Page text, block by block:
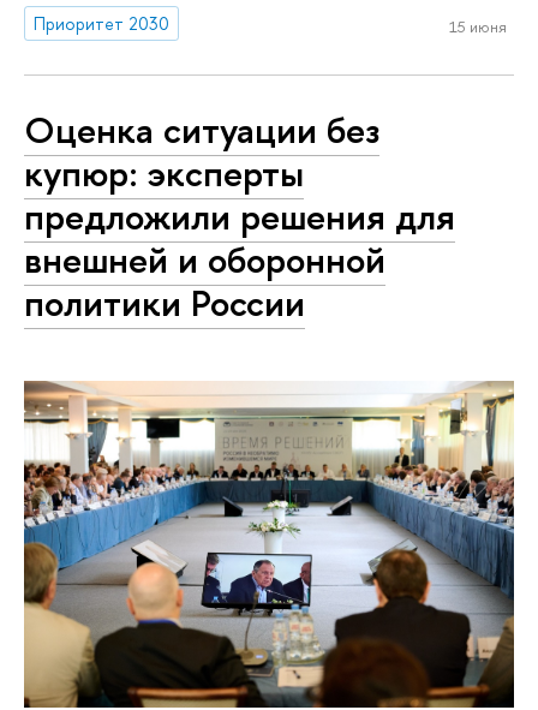
Приоритет 2030
15 июня
Оценка ситуации без
купюр: эксперты
предложили решения для
внешней и оборонной
политики России